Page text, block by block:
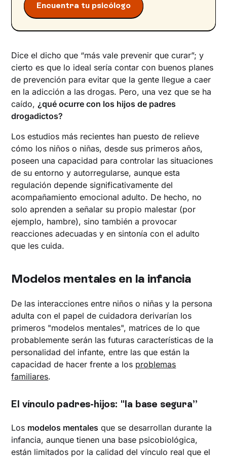
Da el primer paso hacia el bienestar de tu familia
Encuentra tu psicólogo
Dice el dicho que “más vale prevenir que curar”; y
cierto es que lo ideal sería contar con buenos planes
de prevención para evitar que la gente llegue a caer
en la adicción a las drogas. Pero, una vez que se ha
caído, ¿qué ocurre con los hijos de padres
drogadictos?
Los estudios más recientes han puesto de relieve
cómo los niños o niñas, desde sus primeros años,
poseen una capacidad para controlar las situaciones
de su entorno y autorregularse, aunque esta
regulación depende significativamente del
acompañamiento emocional adulto. De hecho, no
solo aprenden a señalar su propio malestar (por
ejemplo, hambre), sino también a provocar
reacciones adecuadas y en sintonía con el adulto
que les cuida.
Modelos mentales en la infancia
De las interacciones entre niños o niñas y la persona
adulta con el papel de cuidadora derivarían los
primeros "modelos mentales", matrices de lo que
probablemente serán las futuras características de la
personalidad del infante, entre las que están la
capacidad de hacer frente a los problemas
familiares.
El vínculo padres-hijos: "la base segura”
Los modelos mentales que se desarrollan durante la
infancia, aunque tienen una base psicobiológica,
están limitados por la calidad del vínculo real que el